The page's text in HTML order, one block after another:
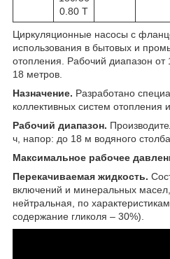
0.80 T
Циркуляционные насосы с
использования в бытовых и
отопления. Рабочий диапазон
18 метров.
Назначение. Разработано
коллективных систем отопления
Рабочий диапазон.
ч, напор: до 18 м водяного столба.
Максимальное рабочее
Перекачиваемая жидкость.
включений и минеральных
нейтральная, по
содержание гликоля – 30%).